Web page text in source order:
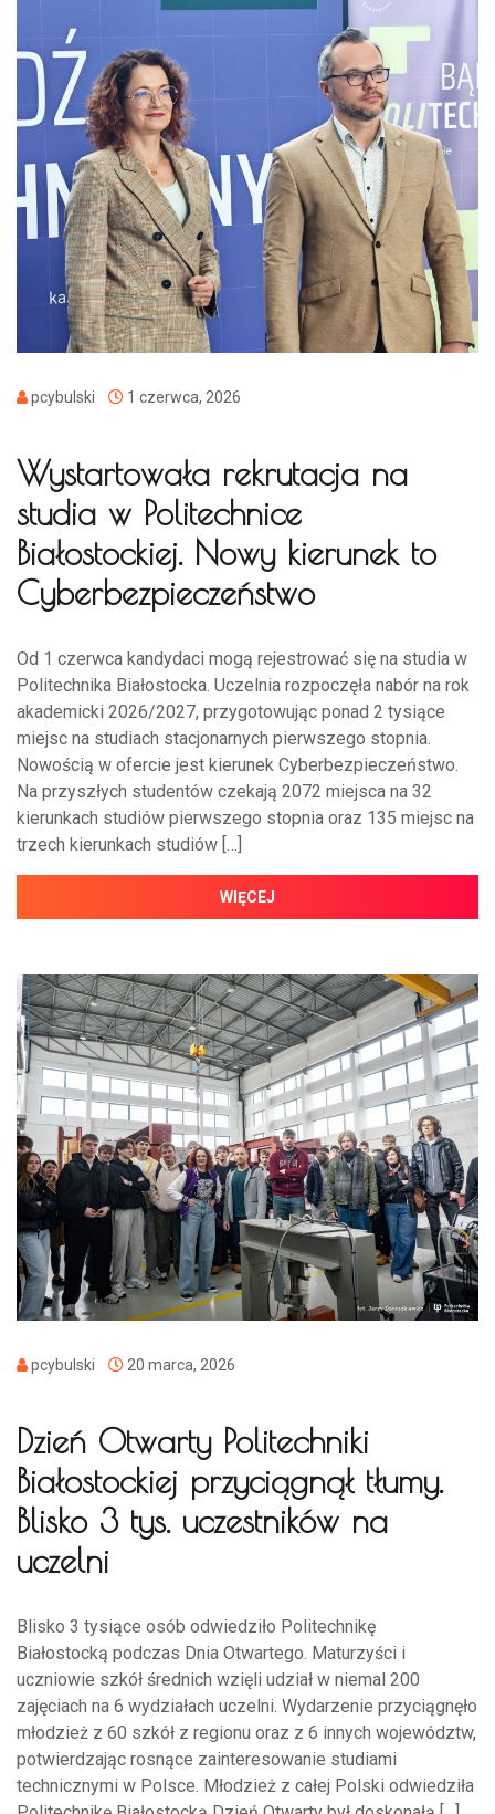
pcybulski 1 czerwca, 2026
Wystartowała rekrutacja na
studia w Politechnice
Białostockiej. Nowy kierunek to
Cyberbezpieczeństwo
Od 1 czerwca kandydaci mogą rejestrować się na studia w
Politechnika Białostocka. Uczelnia rozpoczęła nabór na rok
akademicki 2026/2027, przygotowując ponad 2 tysiące
miejsc na studiach stacjonarnych pierwszego stopnia.
Nowością w ofercie jest kierunek Cyberbezpieczeństwo.
Na przyszłych studentów czekają 2072 miejsca na 32
kierunkach studiów pierwszego stopnia oraz 135 miejsc na
trzech kierunkach studiów […]
WIĘCEJ
pcybulski 20 marca, 2026
Dzień Otwarty Politechniki
Białostockiej przyciągnął tłumy.
Blisko 3 tys. uczestników na
uczelni
Blisko 3 tysiące osób odwiedziło Politechnikę
Białostocką podczas Dnia Otwartego. Maturzyści i
uczniowie szkół średnich wzięli udział w niemal 200
zajęciach na 6 wydziałach uczelni. Wydarzenie przyciągnęło
młodzież z 60 szkół z regionu oraz z 6 innych województw,
potwierdzając rosnące zainteresowanie studiami
technicznymi w Polsce. Młodzież z całej Polski odwiedziła